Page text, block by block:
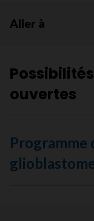
Aller à
ouvertes
Programme